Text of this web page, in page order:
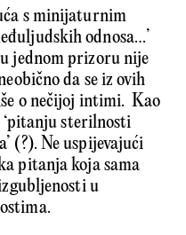
s minijaturnim
odnosa…’
jednom prizoru nije
da se iz ovih
o nečijoj intimi. Kao
‘pitanju sterilnosti
(?). Ne uspijevajući
pitanja koja sama
u